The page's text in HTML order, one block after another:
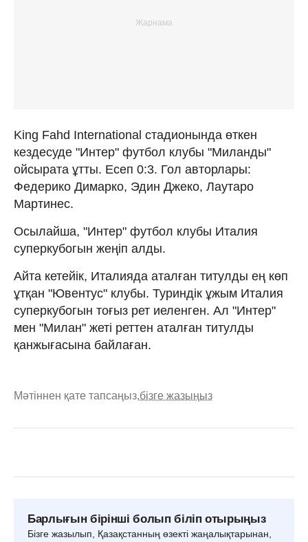
King Fahd International стадионында өткен
кездесуде "Интер" футбол клубы "Миланды"
ойсырата ұтты. Есеп 0:3. Гол авторлары:
Федерико Димарко, Эдин Джеко, Лаутаро
Мартинес.
Осылайша, "Интер" футбол клубы Италия
суперкубогын жеңіп алды.
Айта кетейік, Италияда аталған титулды ең көп
ұтқан "Ювентус" клубы. Туриндік ұжым Италия
суперкубогын тоғыз рет иеленген. Ал "Интер"
мен "Милан" жеті реттен аталған титулды
қанжығасына байлаған.
Мәтіннен қате тапсаңыз,бізге жазыңыз
Барлығын бірінші болып біліп отырыңыз
Бізге жазылып, Қазақстанның өзекті жаңалықтарынан,